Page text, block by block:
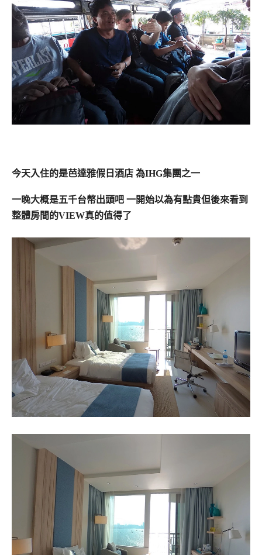
今天入住的是芭達雅假日酒店 為IHG集團之一
一晚大概是五千台幣出頭吧 一開始以為有點貴但後來看到
整體房間的VIEW真的值得了